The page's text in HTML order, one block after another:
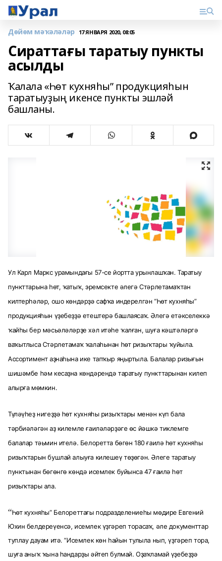
Дөйөм мәҡәләләр 17 ЯНВАРЯ 2020, 08:05
Сираттағы таратыу пункты
асылды
Ҡалала «Һөт кухняһы” продукцияһын
таратыуҙың икенсе пункты эшләй
башланы.
Ул Карл Маркс урамындағы 57-се йортта урынлашҡан. Таратыу
пункттарына һөт, ҡатыҡ, эремсекте әлегә Стәрлетамаҡтан
килтерһәләр, ошо көндәрҙә сафҡа индерелгән “Һөт кухняһы”
продукцияһын үҙебеҙҙә етештерә башлаясаҡ. Әлегә етәкселеккә
ҡайһы бер мәсьәләләрҙе хәл итәһе ҡалған, шуға кәштәләргә
ваҡытлыса Стәрлетамаҡ ҡалаһынан һөт ризыҡтары ҡуйыла.
Ассортимент аҙнаһына ике тапҡыр яңыртыла. Балалар ризығын
шишәмбе һәм кесаҙна көндәрендә таратыу пункттарынан килеп
алырға мөмкин.
Түләүһеҙ нигеҙҙә һөт кухняһы ризыҡтары менән күп бала
тәрбиәләгән аҙ килемле ғаиләләрҙәге өс йәшкә тиклемге
балалар тәьмин ителә. Белоретта бөгөн 180 ғаилә һөт кухняһы
ризыҡтарын бушлай алыуға килешеү төҙөгән. Әлеге таратыу
пунктынан бөгөнгө көндә исемлек буйынса 47 ғаилә һөт
ризыҡтары ала.
“Һөт кухняһы” Белореттағы подразделениеһы мөдире Евгений
Юхин белдереүенсә, исемлек үҙгәреп торасаҡ, әле документтар
туплау дауам итә. “Исемлек көн һайын тулыла нып, үҙгәреп тора,
шуға аныҡ ҡына һандарҙы әйтеп булмай. Оҙаҡламай үҙебеҙҙә